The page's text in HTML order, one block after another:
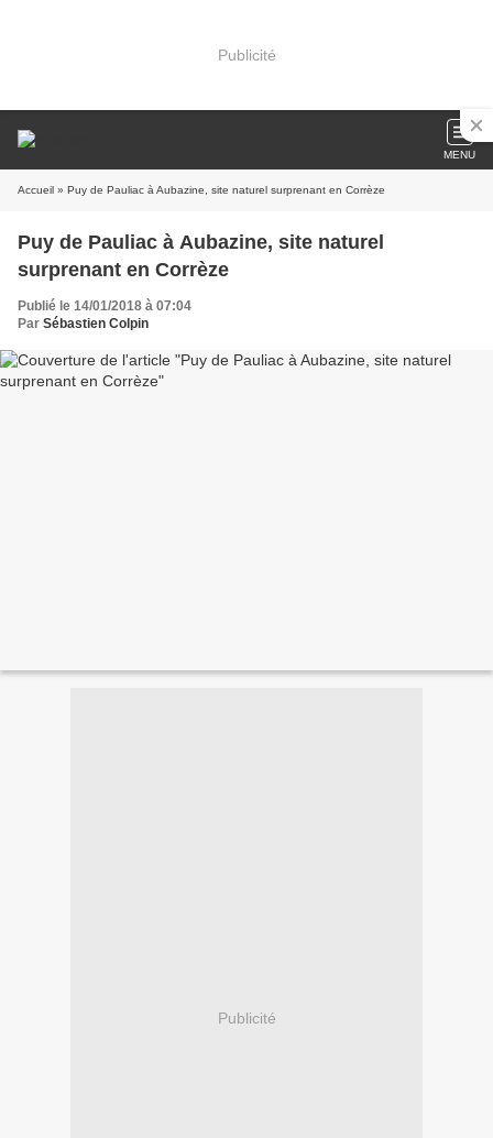
Publicité
MENU
Accueil » Puy de Pauliac à Aubazine, site naturel surprenant en Corrèze
Puy de Pauliac à Aubazine, site naturel
surprenant en Corrèze
Publié le 14/01/2018 à 07:04
Par Sébastien Colpin
Publicité